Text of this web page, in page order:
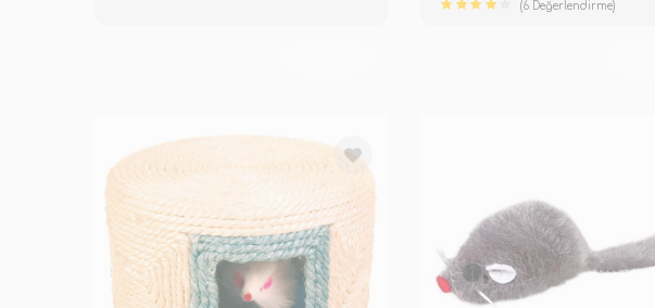
(6 Değerlendirme)